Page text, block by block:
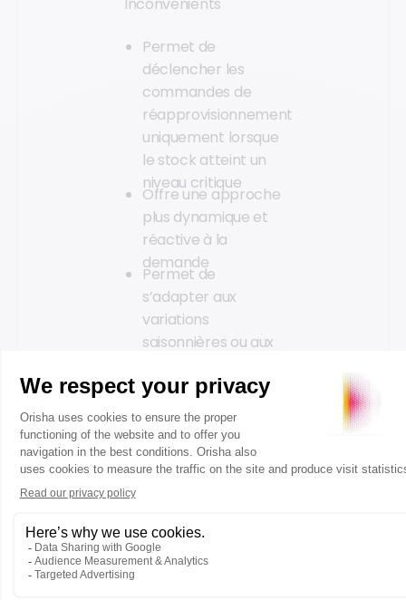
Permet de
déclencher les
commandes de
réapprovisionnement
uniquement lorsque
le stock atteint un
niveau critique
Offre une approche
plus dynamique et
réactive à la
demande
Permet de
s’adapter aux
variations
saisonnières ou aux
imprévisibles du
marché
Nécessite une
surveillance
pour éviter les
ruptures
Peut entraîner des